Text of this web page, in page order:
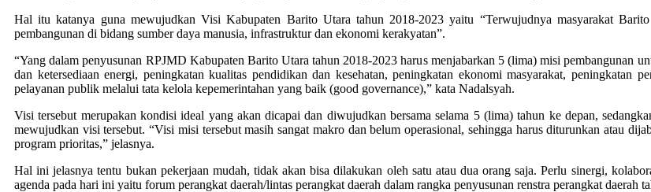
Hal itu katanya guna mewujudkan Visi Kabupaten Barito Utara tahun 2018-2023 yaitu “Terwujudnya masyarakat
pembangunan di bidang sumber daya manusia, infrastruktur dan ekonomi kerakyatan”.
“Yang dalam penyusunan RPJMD Kabupaten Barito Utara tahun 2018-2023 harus menjabarkan 5 (lima) misi pembangunan
dan ketersediaan energi, peningkatan kualitas pendidikan dan kesehatan, peningkatan ekonomi masyarakat, peningkatan
pelayanan publik melalui tata kelola kepemerintahan yang baik (good governance),” kata Nadalsyah.
Visi tersebut merupakan kondisi ideal yang akan dicapai dan diwujudkan bersama selama 5 (lima) tahun ke depan,
mewujudkan visi tersebut. “Visi misi tersebut masih sangat makro dan belum operasional, sehingga harus diturunkan atau
program prioritas,” jelasnya.
Hal ini jelasnya tentu bukan pekerjaan mudah, tidak akan bisa dilakukan oleh satu atau dua orang saja. Perlu sinergi,
agenda pada hari ini yaitu forum perangkat daerah/lintas perangkat daerah dalam rangka penyusunan renstra perangkat daerah